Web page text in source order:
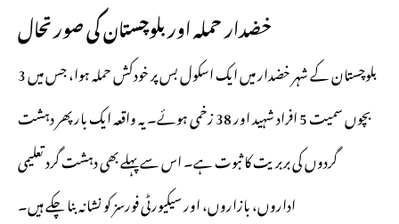
خضدار حملہ اور بلوچستان کی صورتحال
بلوچستان کے شہر خضدار میں ایک اسکول بس پر خودکش حملہ ہوا، جس میں 3
بچوں سمیت 5 افراد شہید اور 38 زخمی ہوئے۔ یہ واقعہ ایک بار پھر دہشت
گردوں کی بربریت کا ثبوت ہے۔ اس سے پہلے بھی دہشت گرد تعلیمی
اداروں، بازاروں، اور سیکیورٹی فورسز کو نشانہ بنا چکے ہیں۔